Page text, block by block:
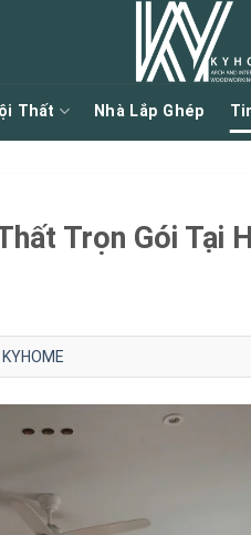
Thất Nhà Lắp Ghép
Trọn Gói Tại